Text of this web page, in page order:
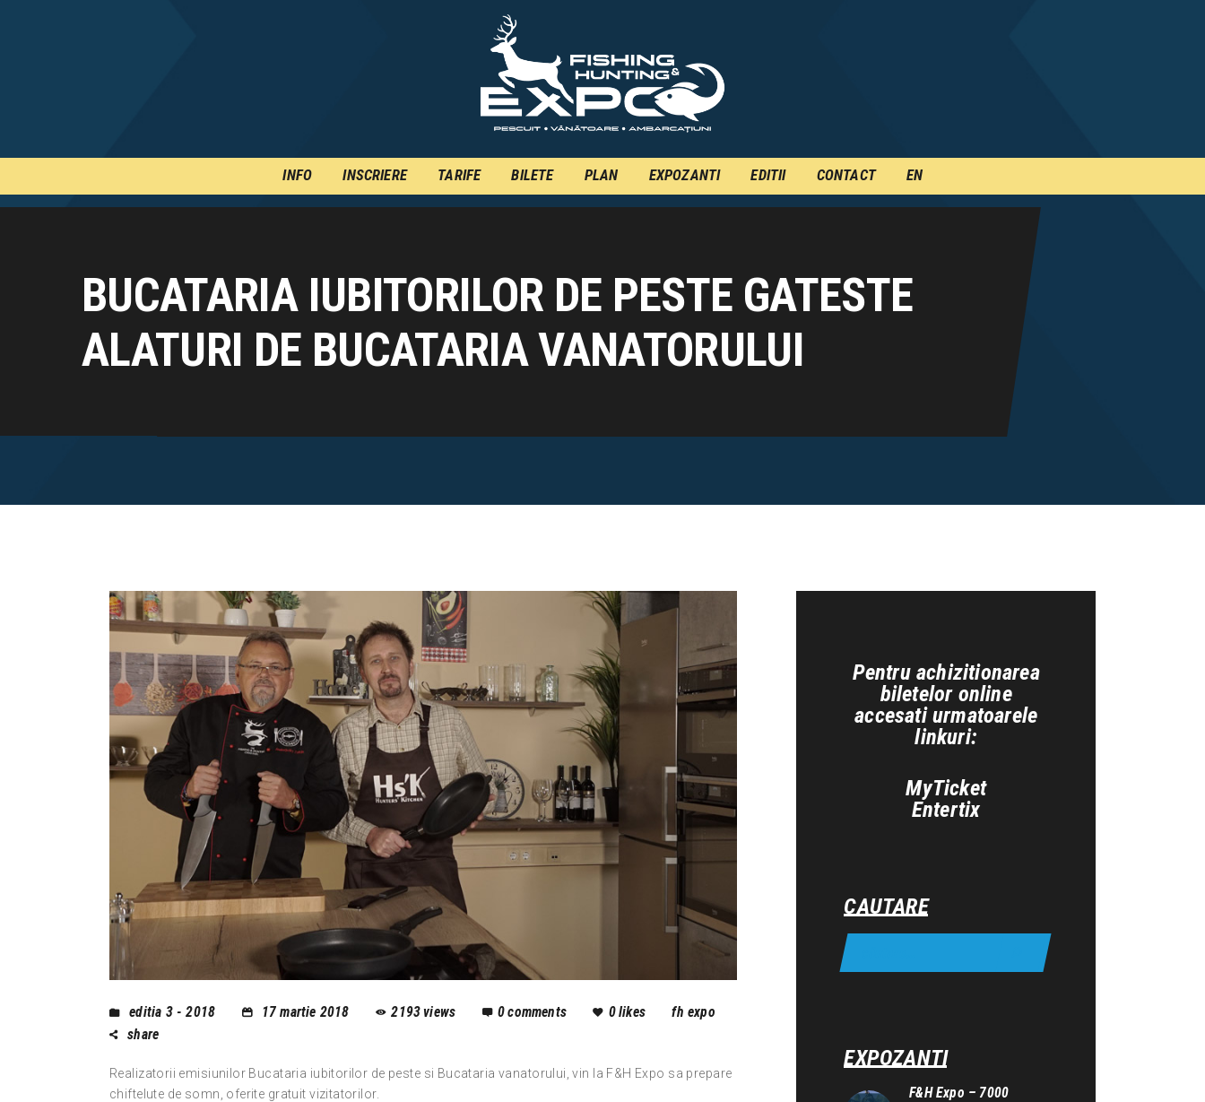
INFO INSCRIERE TARIFE BILETE PLAN EXPOZANTI EDITII CONTACT EN
BUCATARIA IUBITORILOR DE PESTE GATESTE
ALATURI DE BUCATARIA VANATORULUI
INSCRIERE
TARIFE
PLAN
EXPOZANTI
CONTACT
EN
editia 3 - 2018 17 martie 2018 2193views 0comments 0likes
fh expo
share
Realizatorii emisiunilor Bucataria iubitorilor de peste si Bucataria vanatorului, vin la F&H Expo sa prepare
chiftelute de somn, oferite gratuit vizitatorilor.
Pentru achizitionarea
biletelor online
accesati urmatoarele
linkuri:
MyTicket
Entertix
CAUTARE
EXPOZANTI
F&H Expo – 7000